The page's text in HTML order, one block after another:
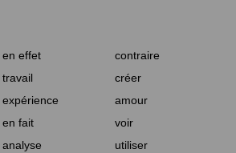
en effet
contraire
travail
créer
expérience
amour
en fait
voir
analyse
utiliser